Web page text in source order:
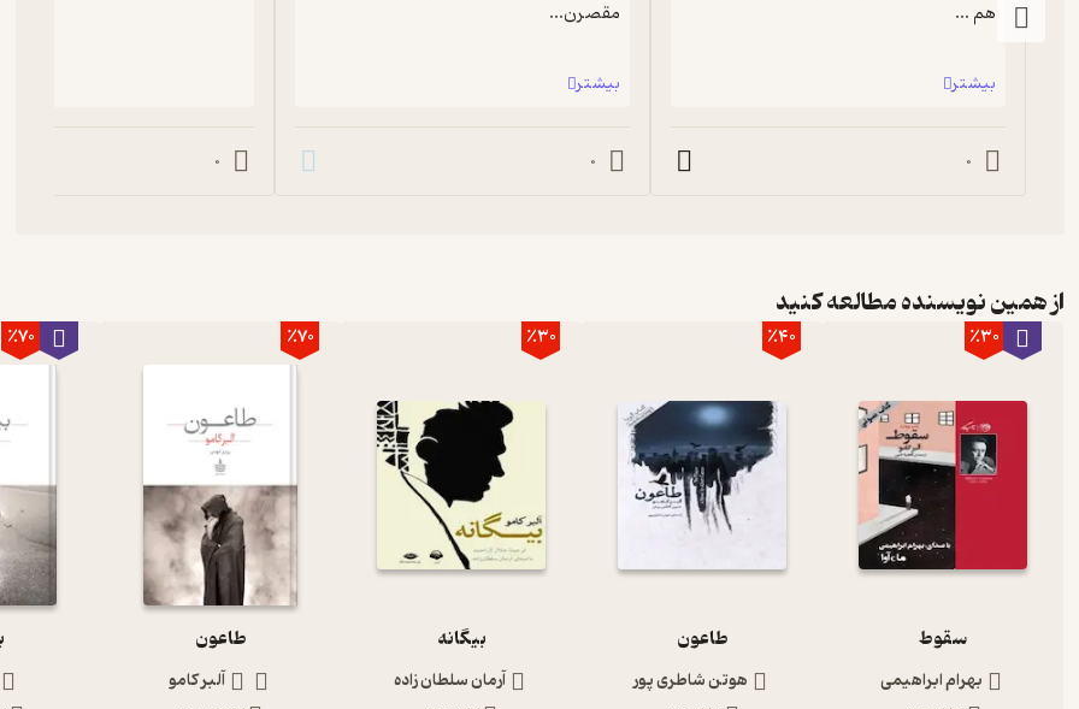
هم ...
بیشتر
0
مقصرن...
بیشتر
0
0
از همین نویسنده مطالعه کنید
٪30
سقوط
بهرام ابراهیمی
٪40
طاعون
هوتن شاطری پور
٪30
بیگانه
آرمان سلطان زاده
٪70
طاعون
آلبر کامو
٪70